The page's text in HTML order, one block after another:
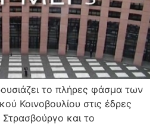
το πλήρες φάσμα των
Κοινοβουλίου στις έδρες
και το